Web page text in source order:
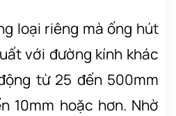
loại riêng mà ống hút
với đường kính khác
từ 25 đến 500mm
10mm hoặc hơn. Nhờ